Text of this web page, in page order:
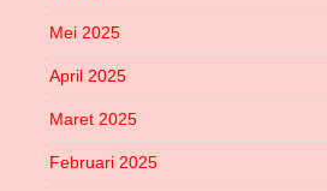
Mei 2025
April 2025
Maret 2025
Februari 2025